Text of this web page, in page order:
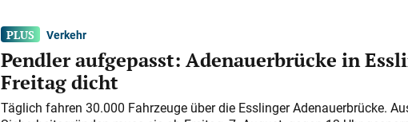
Verkehr
Pendler aufgepasst: Adenauerbrücke in
Freitag dicht
Täglich fahren 30.000 Fahrzeuge über die Esslinger Adenauerbrücke.